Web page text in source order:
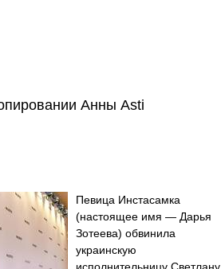
Анны Asti
Певица Инстасамка
(настоящее имя — Дарья
Зотеева) обвинила
украинскую